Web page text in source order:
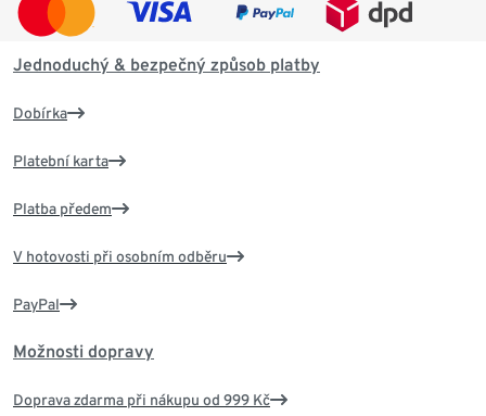
Jednoduchý & bezpečný způsob platby
Dobírka
Platební karta
Platba předem
V hotovosti při osobním odběru
PayPal
Možnosti dopravy
Doprava zdarma při nákupu od 999 Kč